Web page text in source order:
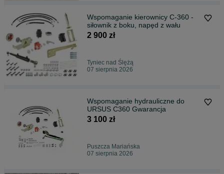
Wspomaganie kierownicy C-360 -
siłownik z boku, napęd z wału
2 900 zł
Tyniec nad Ślężą
07 sierpnia 2026
Wspomaganie hydrauliczne do
URSUS C360 Gwarancja
3 100 zł
Puszcza Mariańska
07 sierpnia 2026